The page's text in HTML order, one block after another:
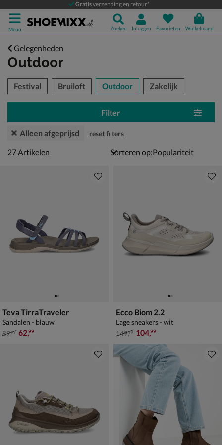
Gratisverzending en retour*
Menu Zoeken Inloggen Favorieten Winkelmand
Gelegenheden
Outdoor
over
Festival Bruiloft Outdoor Zakelijk
Filter
Alleen afgeprijsd reset filters
27 artikelen
27Artikelen Sorteren op:
Teva TirraTraveler
Sandalen - blauw
van € 89,99 voor € 62,99
89,99 62,99
Ecco Biom 2.2
Lage sneakers - wit
van € 149,99 voor € 104,99
149,99 104,99